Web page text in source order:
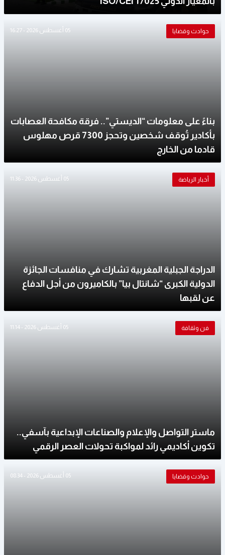
حوادث وقضايا 05 أغسطس 2026 - 16:27
بناءً على معلومات “الديستي”.. فرقة مكافحة العصابات
بأكادير تُوقف شخصين وتحجز 7300 قرص مهلوس
قادما من الخارج
أخبار الرياضة 05 أغسطس 2026 - 11:36
الدراجة الجبلية المغربية تشارك في منافسات الجائزة
الدولية الكبرى “شانتال بيا” بالكاميرون من أجل الدفاع
عن لقبها
فن وثقافة 05 أغسطس 2026 - 11:14
ماستر التواصل والإعلام والصناعات الإبداعية بآسفي..
تكوين أكاديمي رائد لمواكبة تحولات العصر الرقمي
حوادث وقضايا 05 أغسطس 2026 - 08:34